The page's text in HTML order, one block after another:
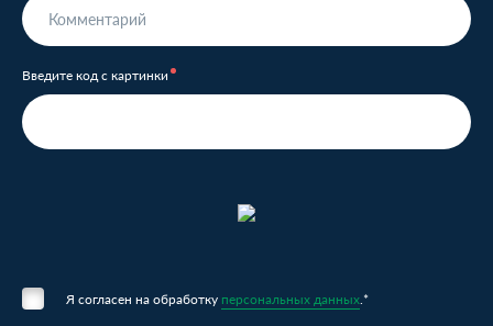
Введите код с картинки
Я согласен на обработку персональных данных.*